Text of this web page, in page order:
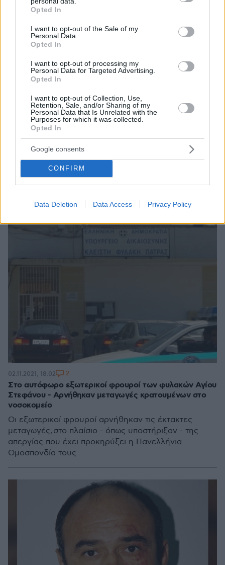
grant or deny consent to Google and its third-party tags to
use your data for below specified purposes in below Google
consent section.
Opted In
I want to opt-out of the Sale of my
Personal Data.
Opted In
I want to opt-out of processing my
Personal Data for Targeted Advertising.
Opted In
I want to opt-out of Collection, Use,
Retention, Sale, and/or Sharing of my
Personal Data that Is Unrelated with the
Purposes for which it was collected.
Opted In
Google consents
CONFIRM
Data Deletion Data Access Privacy Policy
Έρευνες πραγματοποιήθηκαν στο κατάστημα
κράτησης της περιοχής - Ποσότητες ηρωίνης
εντοπίστηκαν στο σωφρονιστικό κατάστημα Λάρισας
24.11.2021, 16:58
Στο αυτόφωρο εξωτερικοί φρουροί των φυλακών Αγίου
Στεφάνου - Αρνήθηκαν μεταγωγές κρατουμένων στο
νοσοκομείο
Οι εξωτερικοί φρουροί αρνήθηκαν τις έκτακτες
μεταγωγές, στο πλαίσιο - όπως υποστήριξαν - της
απεργίας που έχει προκηρύξει η Πανελλήνια
Ομοσπονδία τους
02.11.2021, 18:02 2